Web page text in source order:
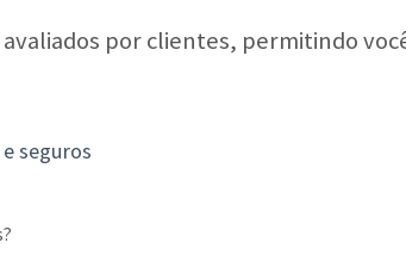
por clientes, permitindo
seguros